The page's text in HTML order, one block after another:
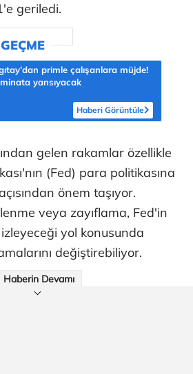
geriledi.
primle çalışanlara müjde!
yansıyacak
Haberi Görüntüle
gelen rakamlar özellikle
(Fed) para politikasına
önem taşıyor.
veya zayıflama, Fed'in
yol konusunda
değiştirebiliyor.
Haberin Devamı